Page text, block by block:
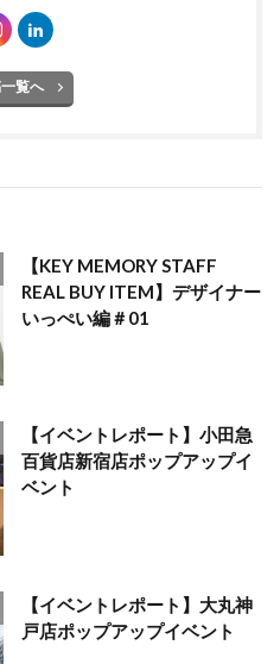
覧へ
【KEY MEMORY STAFF
REAL BUY ITEM】デザイナー
いっぺい編＃01
【イベントレポート】小田急
百貨店新宿店ポップアップイ
ベント
【イベントレポート】大丸神
戸店ポップアップイベント